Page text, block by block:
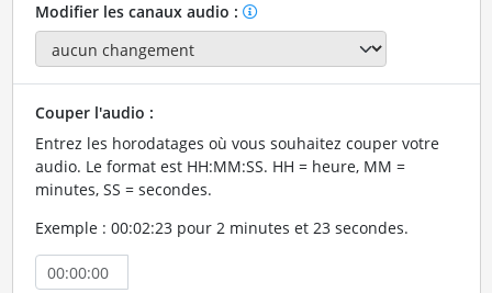
Modifier les canaux audio :
Couper l'audio :
Entrez les horodatages où vous souhaitez couper votre
audio. Le format est HH:MM:SS. HH = heure, MM =
minutes, SS = secondes.
Exemple : 00:02:23 pour 2 minutes et 23 secondes.